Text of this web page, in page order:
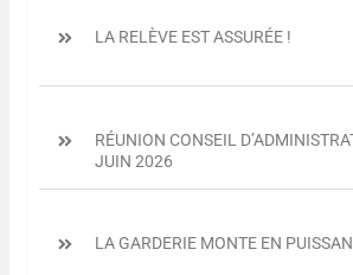
LA RELÈVE EST ASSURÉE !
RÉUNION CONSEIL
JUIN 2026
LA GARDERIE MONTE EN